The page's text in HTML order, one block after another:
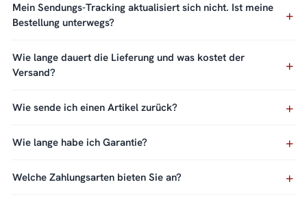
Mein Sendungs-Tracking aktualisiert sich nicht. Ist meine
Bestellung unterwegs?
Wie lange dauert die Lieferung und was kostet der
Versand?
Wie sende ich einen Artikel zurück?
Wie lange habe ich Garantie?
Welche Zahlungsarten bieten Sie an?